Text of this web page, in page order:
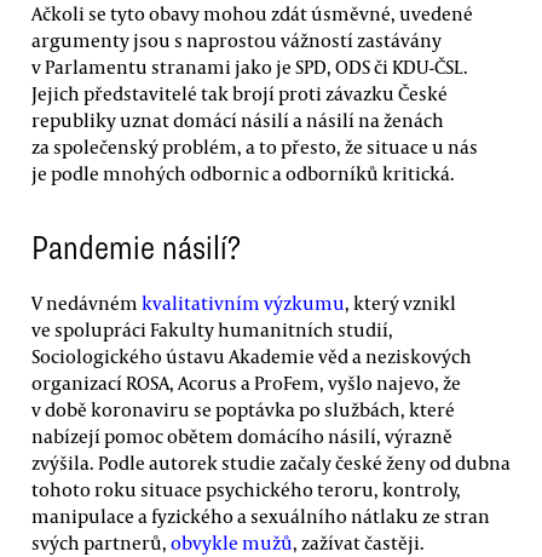
Ačkoli se tyto obavy mohou zdát úsměvné, uvedené
argumenty jsou s naprostou vážností zastávány
v Parlamentu stranami jako je SPD, ODS či KDU-ČSL.
Jejich představitelé tak brojí proti závazku České
republiky uznat domácí násilí a násilí na ženách
za společenský problém, a to přesto, že situace u nás
je podle mnohých odbornic a odborníků kritická.
Pandemie násilí?
V nedávném kvalitativním výzkumu, který vznikl
ve spolupráci Fakulty humanitních studií,
Sociologického ústavu Akademie věd a neziskových
organizací ROSA, Acorus a ProFem, vyšlo najevo, že
v době koronaviru se poptávka po službách, které
nabízejí pomoc obětem domácího násilí, výrazně
zvýšila. Podle autorek studie začaly české ženy od dubna
tohoto roku situace psychického teroru, kontroly,
manipulace a fyzického a sexuálního nátlaku ze stran
svých partnerů, obvykle mužů, zažívat častěji.